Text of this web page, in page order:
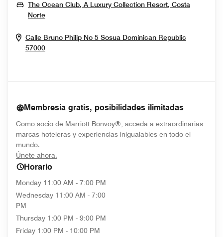
The Ocean Club, A Luxury Collection Resort, Costa
NorteOpens In New Window
Calle Bruno Philip No 5 Sosua Dominican Republic
57000Opens In New Window
Membresía gratis, posibilidades ilimitadas
Como socio de Marriott Bonvoy®, acceda a extraordinarias
marcas hoteleras y experiencias inigualables en todo el
mundo.
Únete ahora.
Horario
Monday 11:00 AM - 7:00 PM
Wednesday 11:00 AM - 7:00
PM
Thursday 1:00 PM - 9:00 PM
Friday 1:00 PM - 10:00 PM